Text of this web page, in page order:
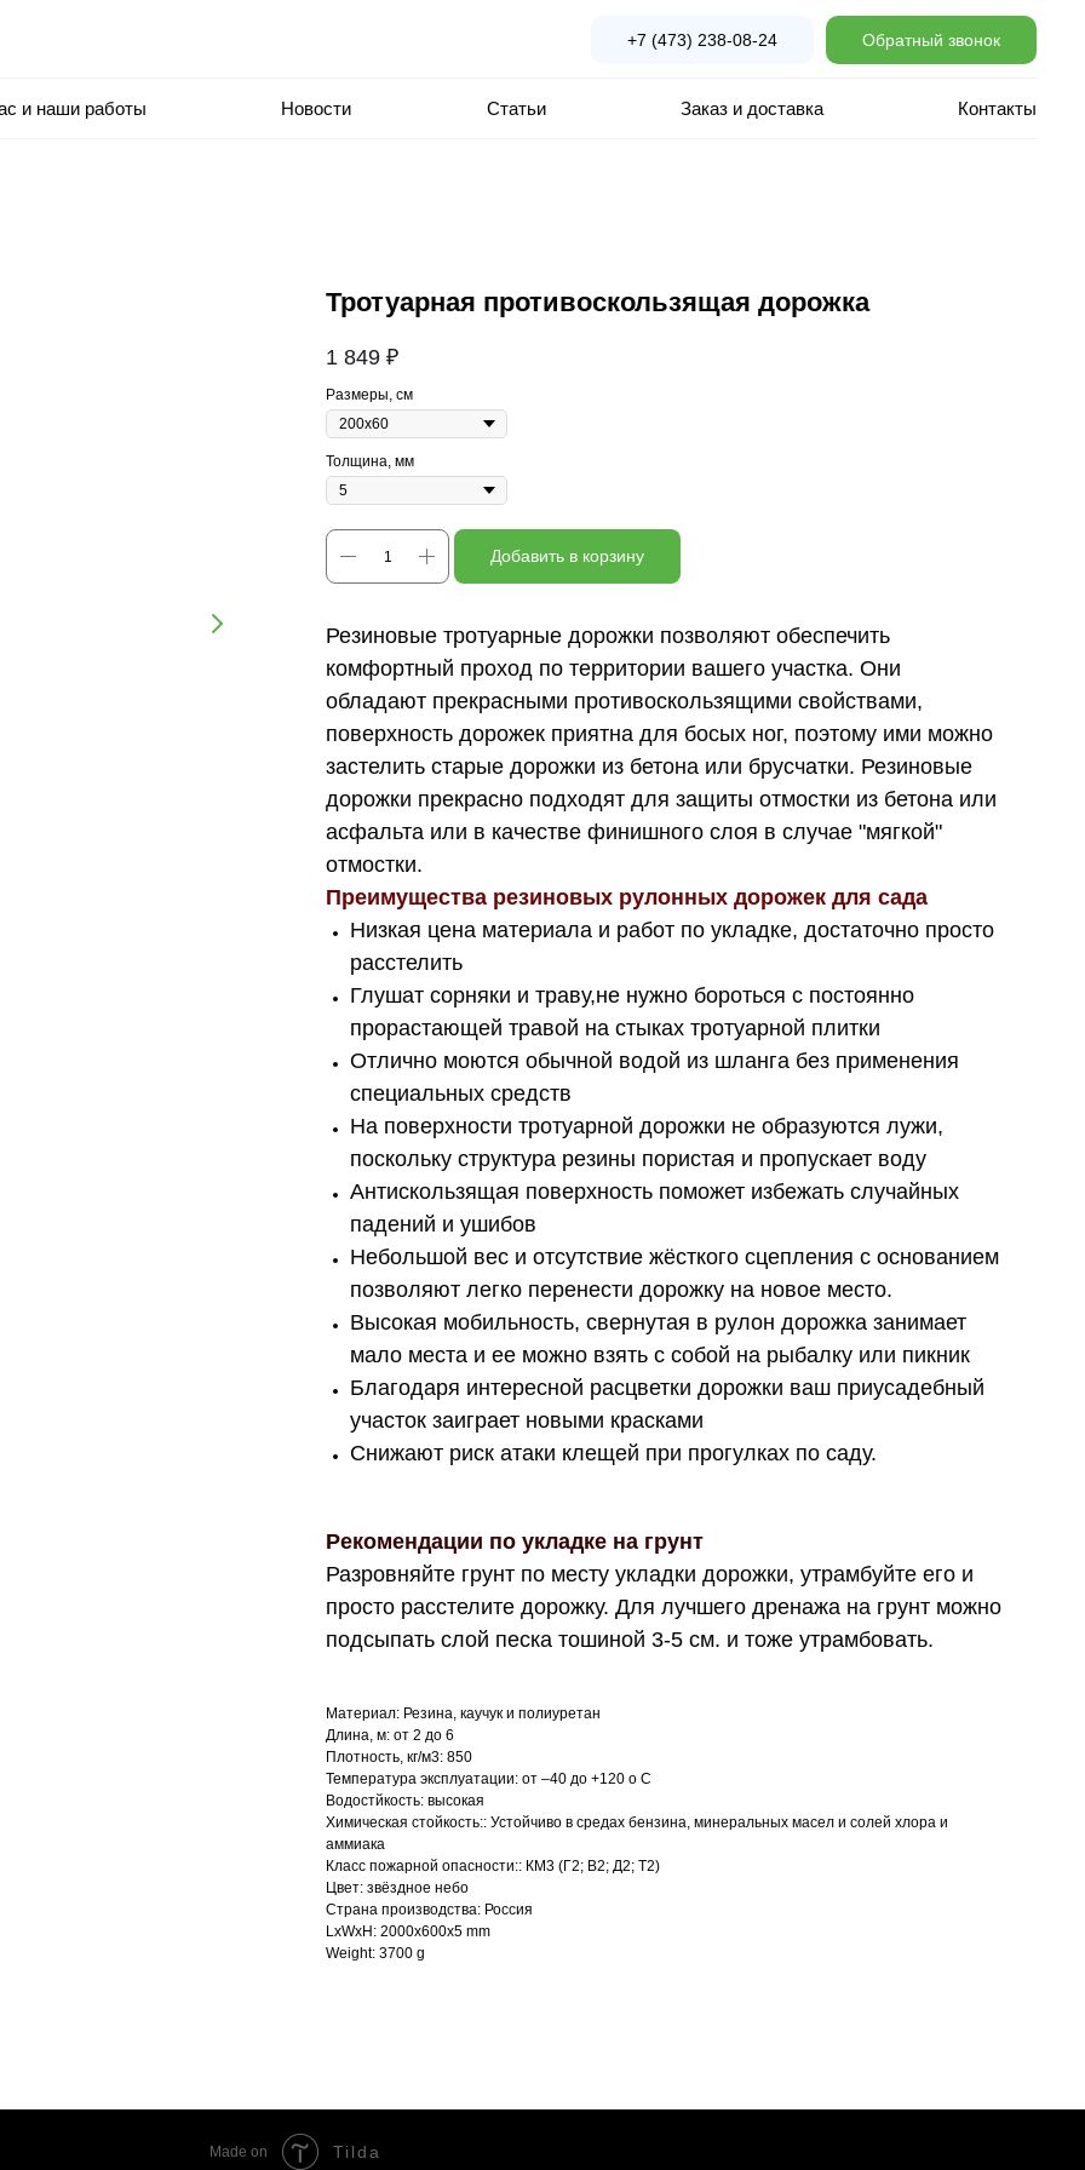
+7 (473) 238-08-24 Обратный звонок
и наши работы Новости Статьи Заказ и доставка Контакты
Тротуарная противоскользящая дорожка
1 849 ₽
Размеры, см
Толщина, мм
Добавить в корзину
Резиновые тротуарные дорожки позволяют обеспечить
комфортный проход по территории вашего участка. Они
обладают прекрасными противоскользящими свойствами,
поверхность дорожек приятна для босых ног, поэтому ими можно
застелить старые дорожки из бетона или брусчатки. Резиновые
дорожки прекрасно подходят для защиты отмостки из бетона или
асфальта или в качестве финишного слоя в случае "мягкой"
отмостки.
Преимущества резиновых рулонных дорожек для сада
Низкая цена материала и работ по укладке, достаточно просто
расстелить
Глушат сорняки и траву,не нужно бороться с постоянно
прорастающей травой на стыках тротуарной плитки
Отлично моются обычной водой из шланга без применения
специальных средств
На поверхности тротуарной дорожки не образуются лужи,
поскольку структура резины пористая и пропускает воду
Антискользящая поверхность поможет избежать случайных
падений и ушибов
Небольшой вес и отсутствие жёсткого сцепления с основанием
позволяют легко перенести дорожку на новое место.
Высокая мобильность, свернутая в рулон дорожка занимает
мало места и ее можно взять с собой на рыбалку или пикник
Благодаря интересной расцветки дорожки ваш приусадебный
участок заиграет новыми красками
Снижают риск атаки клещей при прогулках по саду.
Рекомендации по укладке на грунт
Разровняйте грунт по месту укладки дорожки, утрамбуйте его и
просто расстелите дорожку. Для лучшего дренажа на грунт можно
подсыпать слой песка тошиной 3-5 см. и тоже утрамбовать.
Материал: Резина, каучук и полиуретан
Длина, м: от 2 до 6
Плотность, кг/м3: 850
Температура эксплуатации: от –40 до +120 о С
Водостйкость: высокая
Химическая стойкость:: Устойчиво в средах бензина, минеральных масел и солей хлора и
аммиака
Класс пожарной опасности:: КМ3 (Г2; В2; Д2; Т2)
Цвет: звёздное небо
Страна производства: Россия
LxWxH: 2000x600x5 mm
Weight: 3700 g
Made on Tilda